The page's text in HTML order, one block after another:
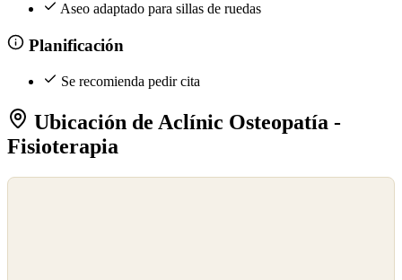
Aseo adaptado para sillas de ruedas
Planificación
Se recomienda pedir cita
Ubicación de Aclínic Osteopatía -
Fisioterapia